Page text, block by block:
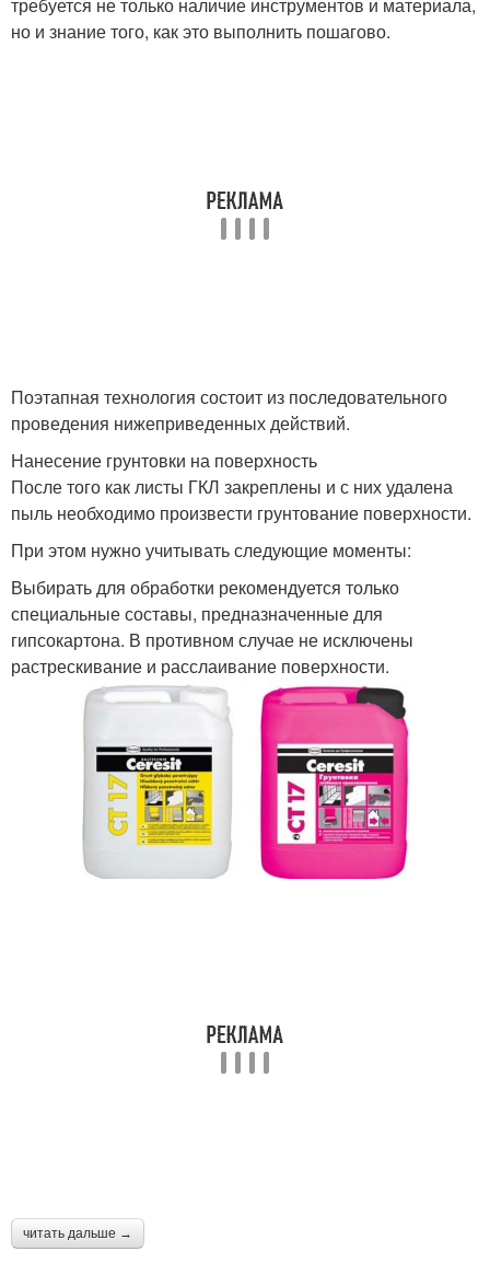
но и знание того, как это выполнить пошагово.
Поэтапная технология состоит из последовательного
проведения нижеприведенных действий.
Нанесение грунтовки на поверхность
После того как листы ГКЛ закреплены и с них удалена
пыль необходимо произвести грунтование поверхности.
При этом нужно учитывать следующие моменты:
Выбирать для обработки рекомендуется только
специальные составы, предназначенные для
гипсокартона. В противном случае не исключены
растрескивание и расслаивание поверхности.
читать дальше →